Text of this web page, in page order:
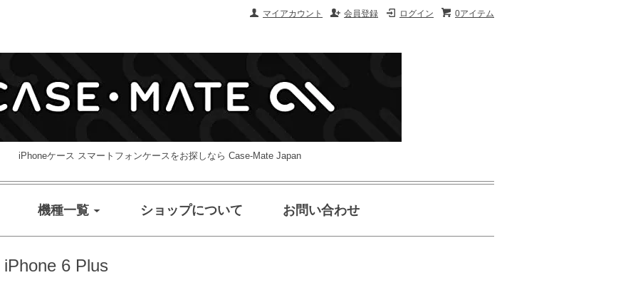
0アイテム
ログイン
会員登録
マイアカウント
iPhoneケース スマートフォンケースをお探しなら Case-Mate Japan
機種一覧 ショップについて お問い合わせ
6 Plus